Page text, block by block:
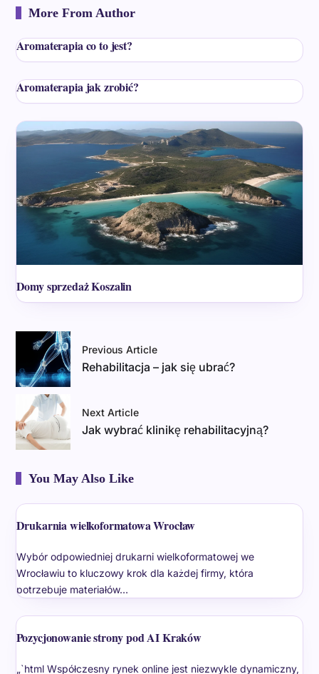
More From Author
Aromaterapia co to jest?
Aromaterapia jak zrobić?
Domy sprzedaż Koszalin
Previous Article
Rehabilitacja – jak się ubrać?
Next Article
Jak wybrać klinikę rehabilitacyjną?
You May Also Like
Drukarnia wielkoformatowa Wrocław
Wybór odpowiedniej drukarni wielkoformatowej we
Wrocławiu to kluczowy krok dla każdej firmy, która
potrzebuje materiałów…
Pozycjonowanie strony pod AI Kraków
„`html Współczesny rynek online jest niezwykle dynamiczny,